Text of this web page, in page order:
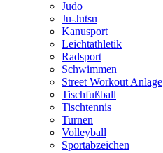
Judo
Ju-Jutsu
Kanusport
Leichtathletik
Radsport
Schwimmen
Street Workout Anlage
Tischfußball
Tischtennis
Turnen
Volleyball
Sportabzeichen